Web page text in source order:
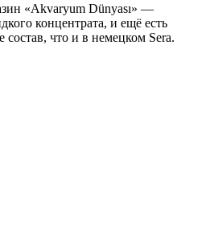
«Akvaryum Dünyası» —
концентрата, и ещё есть
что и в немецком Sera.